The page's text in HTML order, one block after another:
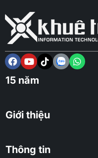
15 năm
Giới thiệu
Thông tin